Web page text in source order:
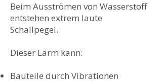
Beim Ausströmen von Wasserstoff
entstehen extrem laute
Schallpegel.
Dieser Lärm kann:
Bauteile durch Vibrationen